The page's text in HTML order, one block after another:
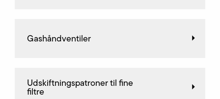
Gashåndventiler
Udskiftningspatroner til fine
filtre